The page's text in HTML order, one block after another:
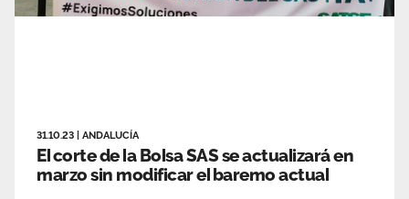
31.10.23 ANDALUCÍA
El corte de la Bolsa SAS se actualizará en
marzo sin modificar el baremo actual